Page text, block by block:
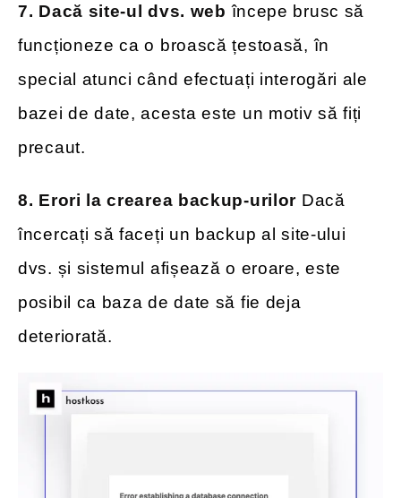
7. Dacă site-ul dvs. web începe brusc să
funcționeze ca o broască țestoasă, în
special atunci când efectuați interogări ale
bazei de date, acesta este un motiv să fiți
precaut.
8. Erori la crearea backup-urilor Dacă
încercați să faceți un backup al site-ului
dvs. și sistemul afișează o eroare, este
posibil ca baza de date să fie deja
deteriorată.